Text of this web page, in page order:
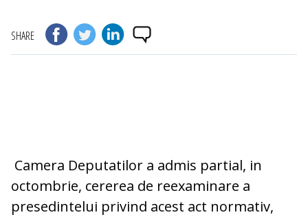
SHARE
Camera Deputatilor a admis partial, in
octombrie, cererea de reexaminare a
presedintelui privind acest act normativ,